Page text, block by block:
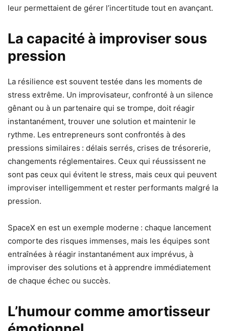
leur permettaient de gérer l’incertitude tout en avançant.
La capacité à improviser sous
pression
La résilience est souvent testée dans les moments de
stress extrême. Un improvisateur, confronté à un silence
gênant ou à un partenaire qui se trompe, doit réagir
instantanément, trouver une solution et maintenir le
rythme. Les entrepreneurs sont confrontés à des
pressions similaires : délais serrés, crises de trésorerie,
changements réglementaires. Ceux qui réussissent ne
sont pas ceux qui évitent le stress, mais ceux qui peuvent
improviser intelligemment et rester performants malgré la
pression.
SpaceX en est un exemple moderne : chaque lancement
comporte des risques immenses, mais les équipes sont
entraînées à réagir instantanément aux imprévus, à
improviser des solutions et à apprendre immédiatement
de chaque échec ou succès.
L’humour comme amortisseur